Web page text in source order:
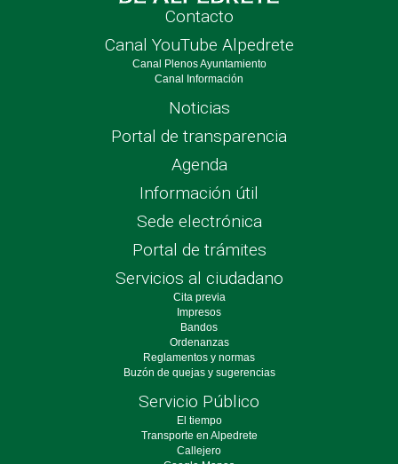
Contacto
Canal YouTube Alpedrete
Canal Plenos Ayuntamiento
Canal Información
Noticias
Portal de transparencia
Agenda
Información útil
Sede electrónica
Portal de trámites
Servicios al ciudadano
Cita previa
Impresos
Bandos
Ordenanzas
Reglamentos y normas
Buzón de quejas y sugerencias
Servicio Público
El tiempo
Transporte en Alpedrete
Callejero